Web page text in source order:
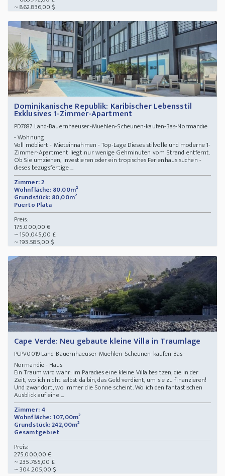
~ 862.836,00 $
Dominikanische Republik: Karibischer Lebensstil
Exklusives 1-Zimmer-Apartment
PD7887 Land-Bauernhaeuser-Muehlen-Scheunen-kaufen-Bas-Normandie
- Wohnung
Voll möbliert - Mieteinnahmen - Top-Lage Dieses stilvolle und moderne 1-
Zimmer-Apartment liegt nur wenige Gehminuten vom Strand entfernt.
Ob Sie umziehen, investieren oder ein tropisches Ferienhaus suchen -
dieses bezugsfertige ...
Zimmer: 2
Wohnfläche: 80,00m²
Grundstück: 80,00m²
Puerto Plata
Preis:
175.000,00 €
~ 150.045,00 £
~ 193.585,00 $
Cape Verde: Neu gebaute kleine Villa in Traumlage
PCPV0019Land-Bauernhaeuser-Muehlen-Scheunen-kaufen-Bas-
Normandie - Haus
Ein Traum wird wahr: im Paradies eine kleine Villa besitzen, die in der
Zeit, wo ich nicht selbst da bin, das Geld verdient, um sie zu finanzieren!
Und zwar dort, wo immer die Sonne scheint. Wo ich den fantastischen
Ausblick auf eine ...
Zimmer: 4
Wohnfläche: 107,00m²
Grundstück: 242,00m²
Gesamtgebiet
Preis:
275.000,00 €
~ 235.785,00 £
~ 304.205,00 $